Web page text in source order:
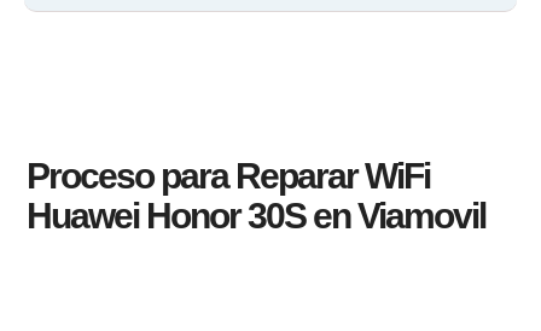
Proceso para Reparar WiFi
Huawei Honor 30S en Viamovil